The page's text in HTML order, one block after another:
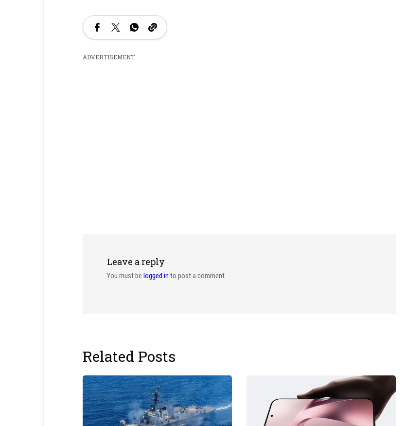
ADVERTISEMENT
Leave a reply
You must be logged in to post a comment.
Related Posts